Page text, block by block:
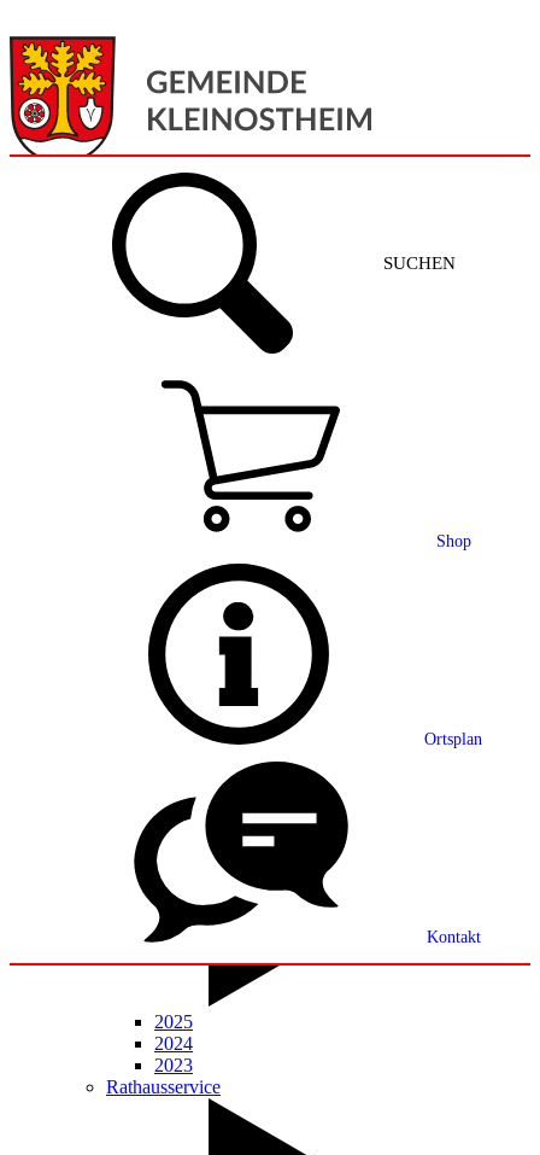
SUCHEN
Shop
Ortsplan
Kontakt
Gemeinde + Service
Grußwort
Ortsplan
Partnerschaft
Statistik
Mitteilungsblatt
2025
2024
2023
Rathausservice